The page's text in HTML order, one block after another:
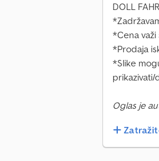
DOLL
*Cena
*Prodaja
*Slike
Oglas je